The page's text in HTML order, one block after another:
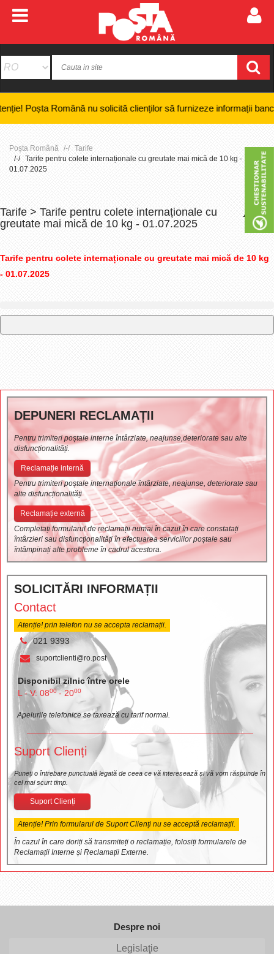
Română nu solicită clienților să furnizeze informații bancare
Poșta Română
Tarife
Tarife pentru colete internaționale cu greutate mai mică de 10 kg -
01.07.2025
Tarife > Tarife pentru colete internaționale cu
greutate mai mică de 10 kg - 01.07.2025
Tarife pentru colete internaționale cu greutate mai mică de 10 kg
- 01.07.2025
DEPUNERI RECLAMAȚII
Pentru trimiteri poștale interne întârziate, neajunse,deteriorate sau alte
disfuncționalități.
Reclamație internă
Pentru trimiteri poștale internaționale întârziate, neajunse, deteriorate sau
alte disfuncționalități
Reclamație externă
Completați formularul de reclamații numai în cazul în care constatați
întârzieri sau disfuncționalități în efectuarea serviciilor poștale sau
întâmpinați alte probleme în cadrul acestora.
SOLICITĂRI INFORMAȚII
Contact
Atenție! prin telefon nu se accepta reclamații.
021 9393
suportclienti@ro.post
Disponibil zilnic între orele
L - V: 0800- 2000
Apelurile telefonice se taxează cu tarif normal.
Suport Clienți
Puneți o întrebare punctuală legată de ceea ce vă interesează și vă vom răspunde în
cel mai scurt timp.
Suport Clienți
Atenție! Prin formularul de Suport Clienți nu se acceptă reclamații.
În cazul în care doriți să transmiteți o reclamație, folosiți formularele de
Reclamații Interne și Reclamații Externe.
Despre noi
Legislaţie